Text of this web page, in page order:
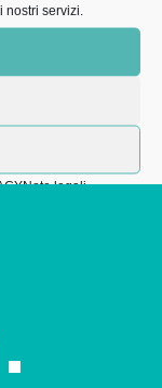
servizi.
Note legali